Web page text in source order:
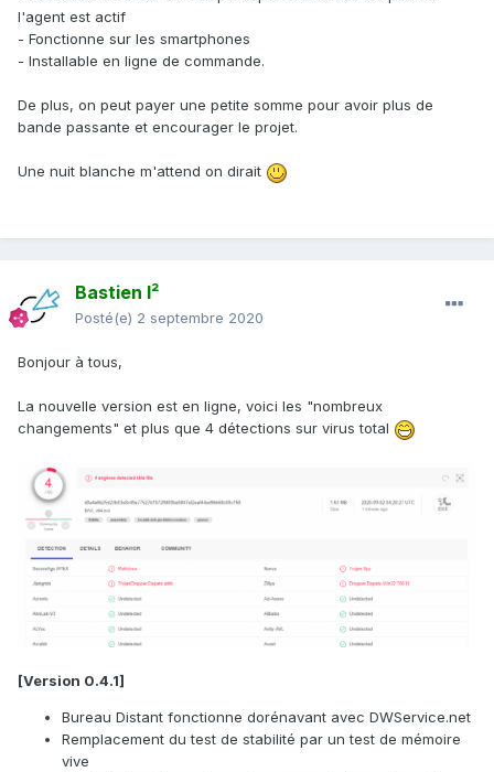
l'agent est actif
- Fonctionne sur les smartphones
- Installable en ligne de commande.
De plus, on peut payer une petite somme pour avoir plus de
bande passante et encourager le projet.
Une nuit blanche m'attend on dirait
Bastien I²
Posté(e) 2 septembre 2020
Bonjour à tous,
La nouvelle version est en ligne, voici les "nombreux
changements" et plus que 4 détections sur virus total
[Version 0.4.1]
Bureau Distant fonctionne dorénavant avec DWService.net
Remplacement du test de stabilité par un test de mémoire
vive